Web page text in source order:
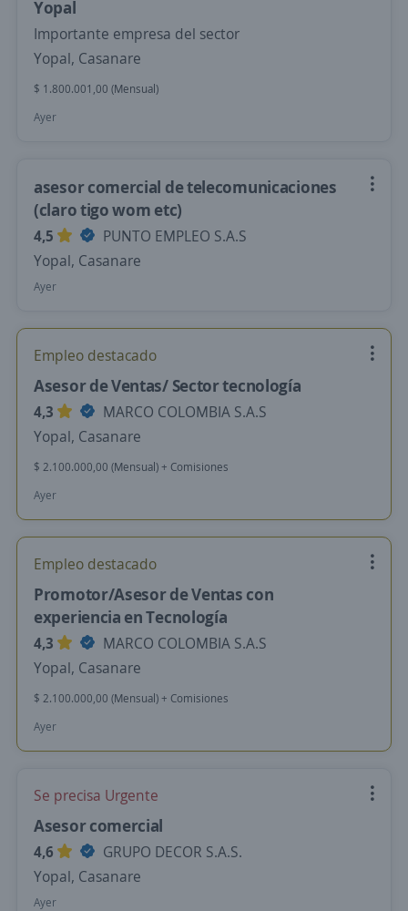
Yopal
Importante empresa del sector
Yopal, Casanare
$ 1.800.001,00 (Mensual)
Ayer
asesor comercial de telecomunicaciones
(claro tigo wom etc)
4,5
PUNTO EMPLEO S.A.S
Yopal, Casanare
Ayer
Empleo destacado
Asesor de Ventas/ Sector tecnología
4,3
MARCO COLOMBIA S.A.S
Yopal, Casanare
$ 2.100.000,00 (Mensual) + Comisiones
Ayer
Empleo destacado
Promotor/Asesor de Ventas con
experiencia en Tecnología
4,3
MARCO COLOMBIA S.A.S
Yopal, Casanare
$ 2.100.000,00 (Mensual) + Comisiones
Ayer
Se precisa Urgente
Asesor comercial
4,6
GRUPO DECOR S.A.S.
Yopal, Casanare
Ayer